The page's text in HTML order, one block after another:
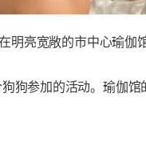
明亮宽敞的市中心瑜
狗参加的活动。瑜伽